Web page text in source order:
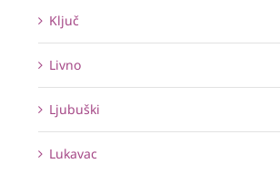
Ključ
Livno
Ljubuški
Lukavac